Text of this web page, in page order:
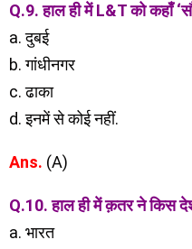
Q.9. हाल ही में L&T को कहाँ
a. दुबई
b. गांधीनगर
c. ढाका
d. इनमें से कोई नहीं.
Ans. (A)
Q.10. हाल ही में क़तर ने किस
a. भारत